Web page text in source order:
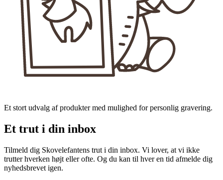
Et stort udvalg af produkter med mulighed for personlig gravering.
Et trut i din inbox
Tilmeld dig Skovelefantens trut i din inbox. Vi lover, at vi ikke
trutter hverken højt eller ofte. Og du kan til hver en tid afmelde dig
nyhedsbrevet igen.